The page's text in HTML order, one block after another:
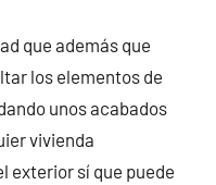
que además que
los elementos de
unos acabados
vivienda
exterior sí que puede